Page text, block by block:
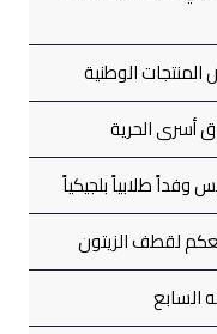
الوطنية
أسرى الحرية
طلابياً بلجيكياً
لقطف الزيتون
السابع